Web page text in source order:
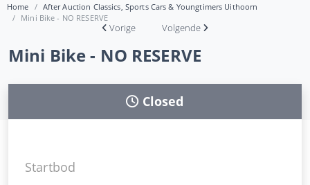
Home
After Auction Classics, Sports Cars & Youngtimers Uithoorn
Mini Bike - NO RESERVE
Vorige Volgende
Mini Bike - NO RESERVE
Closed
Startbod